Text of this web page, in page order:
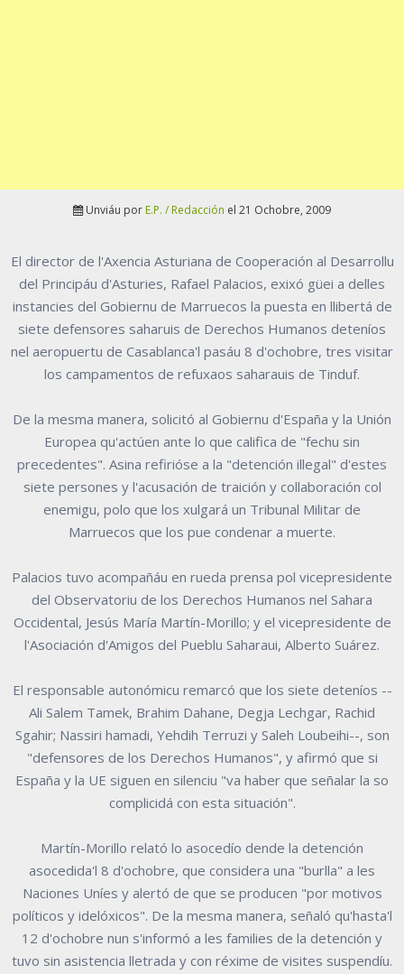
Unviáu por E.P. / Redacción el 21 Ochobre, 2009
El director de l'Axencia Asturiana de Cooperación al Desarrollu
del Principáu d'Asturies, Rafael Palacios, exixó güei a delles
instancies del Gobiernu de Marruecos la puesta en llibertá de
siete defensores saharuis de Derechos Humanos deteníos
nel aeropuertu de Casablanca'l pasáu 8 d'ochobre, tres visitar
los campamentos de refuxaos saharauis de Tinduf.
De la mesma manera, solicitó al Gobiernu d'España y la Unión
Europea qu'actúen ante lo que califica de "fechu sin
precedentes". Asina refirióse a la "detención illegal" d'estes
siete persones y l'acusación de traición y collaboración col
enemigu, polo que los xulgará un Tribunal Militar de
Marruecos que los pue condenar a muerte.
Palacios tuvo acompañáu en rueda prensa pol vicepresidente
del Observatoriu de los Derechos Humanos nel Sahara
Occidental, Jesús María Martín-Morillo; y el vicepresidente de
l'Asociación d'Amigos del Pueblu Saharaui, Alberto Suárez.
El responsable autonómicu remarcó que los siete deteníos --
Ali Salem Tamek, Brahim Dahane, Degja Lechgar, Rachid
Sgahir; Nassiri hamadi, Yehdih Terruzi y Saleh Loubeihi--, son
"defensores de los Derechos Humanos", y afirmó que si
España y la UE siguen en silenciu "va haber que señalar la so
complicidá con esta situación".
Martín-Morillo relató lo asocedío dende la detención
asocedida'l 8 d'ochobre, que considera una "burlla" a les
Naciones Uníes y alertó de que se producen "por motivos
políticos y idelóxicos". De la mesma manera, señaló qu'hasta'l
12 d'ochobre nun s'informó a les families de la detención y
tuvo sin asistencia lletrada y con réxime de visites suspendíu.